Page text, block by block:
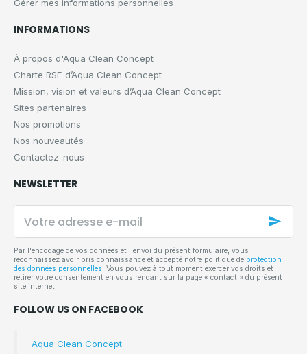
Gérer mes informations personnelles
INFORMATIONS
À propos d'Aqua Clean Concept
Charte RSE d’Aqua Clean Concept
Mission, vision et valeurs d’Aqua Clean Concept
Sites partenaires
Nos promotions
Nos nouveautés
Contactez-nous
NEWSLETTER
Votre
adresse
e-
mail
Par l'encodage de vos données et l'envoi du présent formulaire, vous
reconnaissez avoir pris connaissance et accepté notre politique de protection
des données personnelles. Vous pouvez à tout moment exercer vos droits et
retirer votre consentement en vous rendant sur la page « contact » du présent
site internet.
FOLLOW US ON FACEBOOK
Aqua Clean Concept